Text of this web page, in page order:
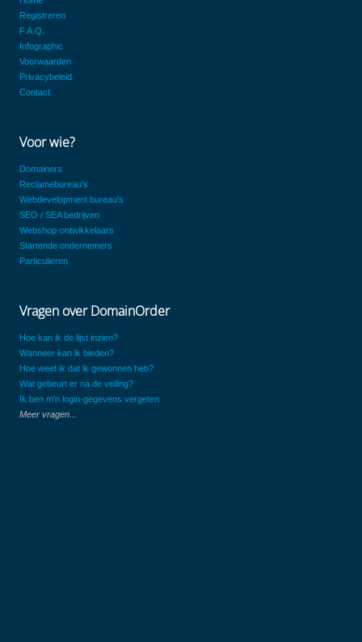
Registreren
F.A.Q.
Infographic
Voorwaarden
Privacybeleid
Contact
Voor wie?
Domainers
Reclamebureau's
Webdevelopment bureau's
SEO / SEA bedrijven
Webshop-ontwikkelaars
Startende ondernemers
Particulieren
Vragen over DomainOrder
Hoe kan ik de lijst inzien?
Wanneer kan ik bieden?
Hoe weet ik dat ik gewonnen heb?
Wat gebeurt er na de veiling?
Ik ben m'n login-gegevens vergeten
Meer vragen...